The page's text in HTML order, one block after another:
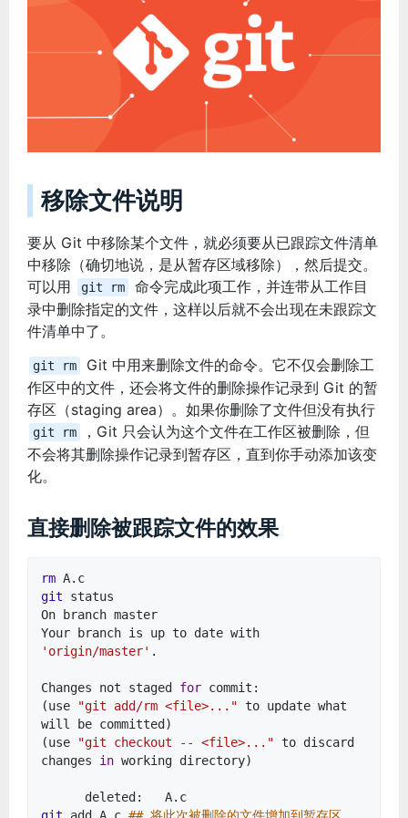
移除文件说明
要从 Git 中移除某个文件，就必须要从已跟踪文件清单
中移除（确切地说，是从暂存区域移除），然后提交。
可以用
git rm
命令完成此项工作，并连带从工作目
录中删除指定的文件，这样以后就不会出现在未跟踪文
件清单中了。
git rm
Git 中用来删除文件的命令。它不仅会删除工
作区中的文件，还会将文件的删除操作记录到 Git 的暂
存区（staging area）。如果你删除了文件但没有执行
git rm
，Git 只会认为这个文件在工作区被删除，但
不会将其删除操作记录到暂存区，直到你手动添加该变
化。
直接删除被跟踪文件的效果
rm A.c
git status
On branch master
Your branch is up to date with
'origin/master' .
Changes not staged for commit:
(use
"git add/rm <file>..." to update what
will be committed)
(use
"git checkout -- <file>..." to discard
changes in working directory)
deleted: A.c